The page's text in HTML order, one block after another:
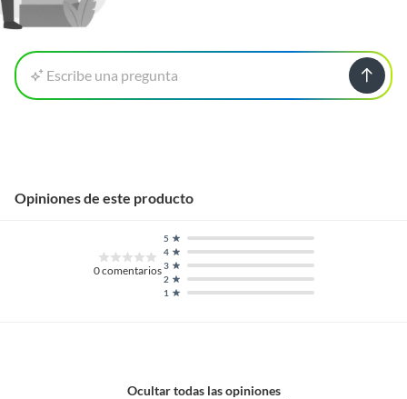
Escribe una pregunta
Opiniones de este producto
0comentarios
1
2
3
4
5
Ocultar todas las opiniones